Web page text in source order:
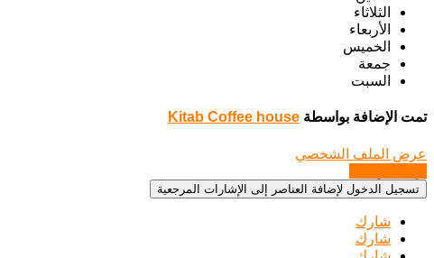
الثلاثاء
الأربعاء
الخميس
جمعة
السبت
تمت الإضافة بواسطة Kitab Coffee house
عرض الملف الشخصي
تسجيل الدخول لإضافة العناصر إلى الإشارات المرجعية
شارك
شارك